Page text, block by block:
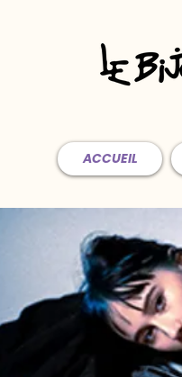
ACCUEIL